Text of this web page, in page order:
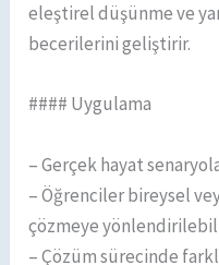
eleştirel düşünme ve
becerilerini geliştirir.
#### Uygulama
– Gerçek hayat
– Öğrenciler bireysel
çözmeye
– Çözüm sürecinde